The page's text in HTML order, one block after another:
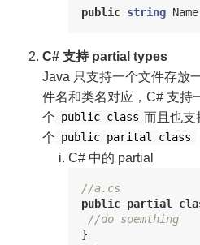
public string Name
C# 支持 partial types
Java 只支持一个文件存放
件名和类名对应，C# 支持
个 public class 而且也支
个 public parital class
C# 中的 partial
//a.cs
public partial
//do soemthing
}